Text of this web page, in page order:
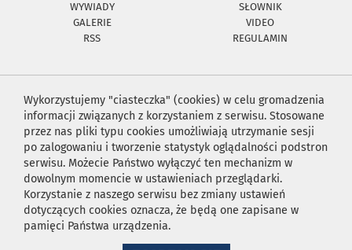
WYWIADY
SŁOWNIK
GALERIE
VIDEO
RSS
REGULAMIN
Wykorzystujemy "ciasteczka" (cookies) w celu gromadzenia
informacji związanych z korzystaniem z serwisu. Stosowane
przez nas pliki typu cookies umożliwiają utrzymanie sesji
po zalogowaniu i tworzenie statystyk oglądalności podstron
serwisu. Możecie Państwo wyłączyć ten mechanizm w
dowolnym momencie w ustawieniach przeglądarki.
Korzystanie z naszego serwisu bez zmiany ustawień
dotyczących cookies oznacza, że będą one zapisane w
pamięci Państwa urządzenia.